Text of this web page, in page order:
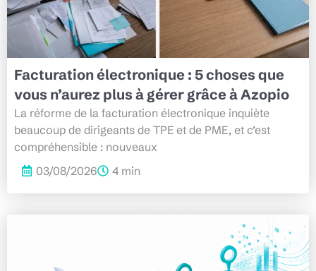
Facturation électronique : 5 choses que
vous n’aurez plus à gérer grâce à Azopio
La réforme de la facturation électronique inquiète
beaucoup de dirigeants de TPE et de PME, et c’est
compréhensible : nouveaux
03/08/2026
4 min